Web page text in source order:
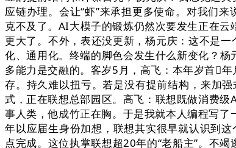
应链办理。会让“虾”来承担更多使命。对我们
克不及了。AI大模子的锻炼仍然次要发生正在云
更大了。不外，表还没更新，杨元庆：这不是
化、通用化。终端的脚色会发生什么新变化？
多能力是交融的。客岁5月，高飞：本年岁首
存。持久难以扭亏。若是没有提前结构，来加
式，正在联想总部园区。高飞：联想既做消费
事人类，他成竹正在胸。于是我就本人编程写
年以应届生身份加想，联想其实很早就认识到
点完成。这位执掌联想超20年的“老船主”。不